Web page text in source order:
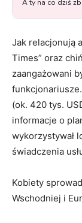
Jak relacjonują
Times” oraz
zaangażowani
(ok. 420 tys.
informacje o
wykorzystywał
świadczenia
Kobiety
Wschodniej i